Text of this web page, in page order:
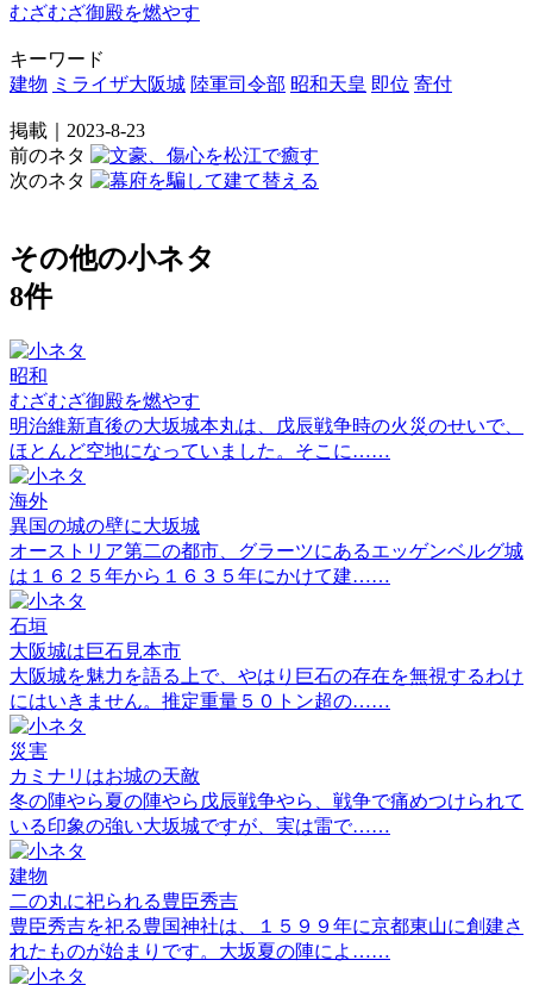
むざむざ御殿を燃やす
キーワード
建物 ミライザ大阪城 陸軍司令部 昭和天皇 即位 寄付
掲載｜2023-8-23
前のネタ
次のネタ
その他の小ネタ
8件
昭和
むざむざ御殿を燃やす
明治維新直後の大坂城本丸は、戊辰戦争時の火災のせいで、
ほとんど空地になっていました。そこに……
海外
異国の城の壁に大坂城
オーストリア第二の都市、グラーツにあるエッゲンベルグ城
は１６２５年から１６３５年にかけて建……
石垣
大阪城は巨石見本市
大阪城を魅力を語る上で、やはり巨石の存在を無視するわけ
にはいきません。推定重量５０トン超の……
災害
カミナリはお城の天敵
冬の陣やら夏の陣やら戊辰戦争やら、戦争で痛めつけられて
いる印象の強い大坂城ですが、実は雷で……
建物
二の丸に祀られる豊臣秀吉
豊臣秀吉を祀る豊国神社は、１５９９年に京都東山に創建さ
れたものが始まりです。大坂夏の陣によ……